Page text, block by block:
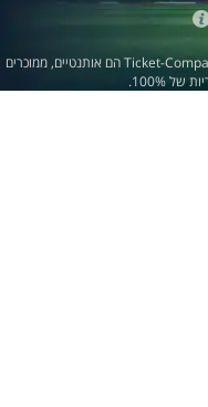
כל הכרטיסים לאוסטין נגד ריל סולט לייק באתר Ticket-Compare.com הם אותנטיים, ממוכרים
100%.